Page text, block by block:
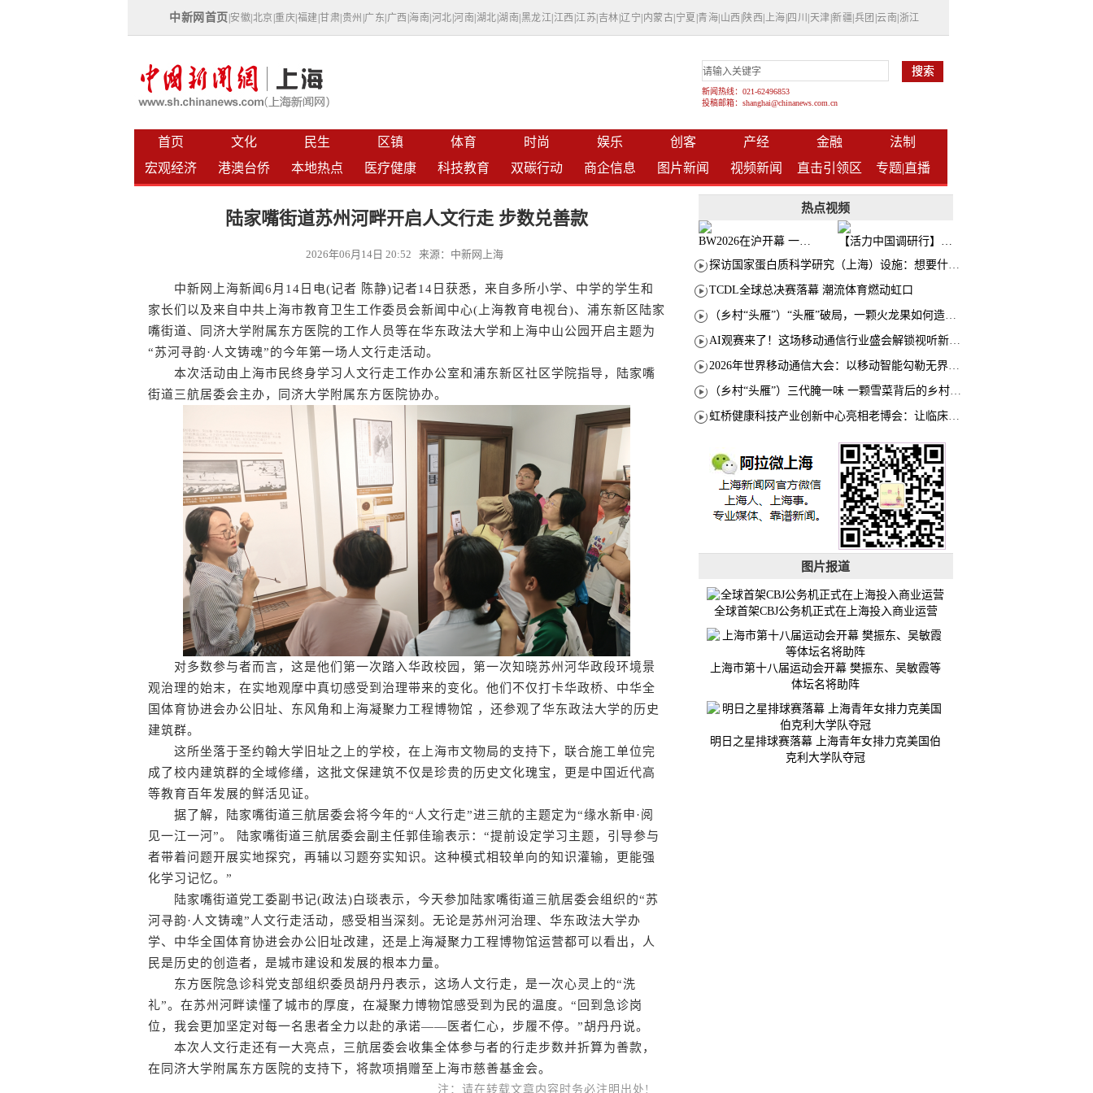
中新网首页 安徽 北京 |重庆 福建 |甘肃 贵州 广东 广西 海南 河北 |河南 湖北 |湖南 黑龙江 江西 江苏 吉林 |辽宁 内蒙古 宁夏 青海 山西 陕西 上海 四川 天津 |新疆 兵团 |云南 浙江
新闻热线：021-62496853
投稿邮箱：shanghai@chinanews.com.cn
首页 文化 民生 区镇 体育 时尚 娱乐 创客 产经 金融
法制
宏观经济
港澳台侨 本地热点 医疗健康 科技教育 双碳行动 商企信息 图片新闻 视频新闻 直击引领区 专题|直播
陆家嘴街道苏州河畔开启人文行走 步数兑善款
2026年06月14日 20:52 来源：中新网上海
中新网上海新闻6月14日电(记者 陈静)记者14日获悉，来自多所小学、中学的学生和
家长们以及来自中共上海市教育卫生工作委员会新闻中心(上海教育电视台)、浦东新区陆家
嘴街道、同济大学附属东方医院的工作人员等在华东政法大学和上海中山公园开启主题为
“苏河寻韵·人文铸魂”的今年第一场人文行走活动。
本次活动由上海市民终身学习人文行走工作办公室和浦东新区社区学院指导，陆家嘴
街道三航居委会主办，同济大学附属东方医院协办。
对多数参与者而言，这是他们第一次踏入华政校园，第一次知晓苏州河华政段环境景
观治理的始末，在实地观摩中真切感受到治理带来的变化。他们不仅打卡华政桥、中华全
国体育协进会办公旧址、东风角和上海凝聚力工程博物馆 ，还参观了华东政法大学的历史
建筑群。
这所坐落于圣约翰大学旧址之上的学校，在上海市文物局的支持下，联合施工单位完
成了校内建筑群的全域修缮，这批文保建筑不仅是珍贵的历史文化瑰宝，更是中国近代高
等教育百年发展的鲜活见证。
据了解，陆家嘴街道三航居委会将今年的“人文行走”进三航的主题定为“缘水新申·阅
见一江一河”。 陆家嘴街道三航居委会副主任郭佳瑜表示：“提前设定学习主题，引导参与
者带着问题开展实地探究，再辅以习题夯实知识。这种模式相较单向的知识灌输，更能强
化学习记忆。”
陆家嘴街道党工委副书记(政法)白琰表示，今天参加陆家嘴街道三航居委会组织的“苏
河寻韵·人文铸魂”人文行走活动，感受相当深刻。无论是苏州河治理、华东政法大学办
学、中华全国体育协进会办公旧址改建，还是上海凝聚力工程博物馆运营都可以看出，人
民是历史的创造者，是城市建设和发展的根本力量。
东方医院急诊科党支部组织委员胡丹丹表示，这场人文行走，是一次心灵上的“洗
礼”。在苏州河畔读懂了城市的厚度，在凝聚力博物馆感受到为民的温度。“回到急诊岗
位，我会更加坚定对每一名患者全力以赴的承诺——医者仁心，步履不停。”胡丹丹说。
本次人文行走还有一大亮点，三航居委会收集全体参与者的行走步数并折算为善款，
在同济大学附属东方医院的支持下，将款项捐赠至上海市慈善基金会。
注：请在转载文章内容时务必注明出处!
热点视频
BW2026在沪开幕 一众次元品牌集中发布全新企划
【活力中国调研行】上海机器人研究院以技术标准撬动长三角智造协同
探访国家蛋白质科学研究（上海）设施：想要什么蛋白 AI直接设计合成
TCDL全球总决赛落幕 潮流体育燃动虹口
（乡村“头雁”）“头雁”破局，一颗火龙果如何造就沪上乡村特色产业化路径
AI观赛来了！这场移动通信行业盛会解锁视听新玩法
2026年世界移动通信大会：以移动智能勾勒无界普惠新愿景
（乡村“头雁”）三代腌一味 一颗雪菜背后的乡村致富经
虹桥健康科技产业创新中心亮相老博会：让临床“需求”定义银发经济新生态
图片报道
全球首架CBJ公务机正式在上海投入商业运营
上海市第十八届运动会开幕 樊振东、吴敏霞等
体坛名将助阵
明日之星排球赛落幕 上海青年女排力克美国伯
克利大学队夺冠